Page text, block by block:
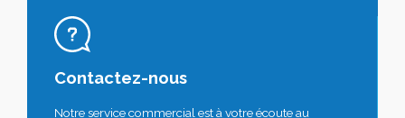
Contactez-nous
Notre service commercial est à votre écoute au